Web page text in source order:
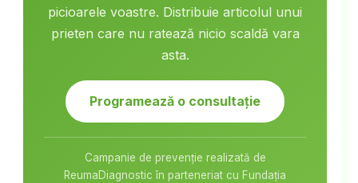
picioarele voastre. Distribuie articolul unui
prieten care nu ratează nicio scaldă vara
asta.
Programează o consultație
Campanie de prevenție realizată de
ReumaDiagnostic în parteneriat cu Fundația